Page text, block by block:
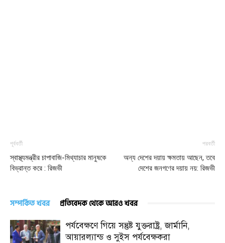
পূর্ববর্তী
স্বাস্থ্যমন্ত্রীর চাপাবাজি-মিথ্যাচার মানুষকে
বিভ্রান্ত করে : রিজভী
পরবর্তী
অন্য দেশের দয়ায় ক্ষমতায় আছেন, তবে
দেশের জনগণের দয়ায় নয়: রিজভী
সম্পর্কিত খবর প্রতিবেদক থেকে আরও খবর
পর্যবেক্ষণে গিয়ে সন্তুষ্ট যুক্তরাষ্ট্র, জার্মানি,
আয়ারল্যান্ড ও সুইস পর্যবেক্ষকরা